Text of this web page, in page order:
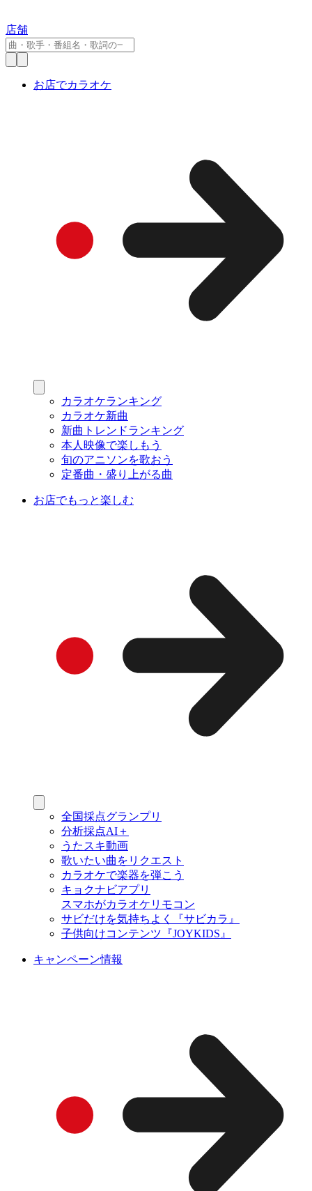
店舗
お店でカラオケ
カラオケランキング
カラオケ新曲
新曲トレンドランキング
本人映像で楽しもう
旬のアニソンを歌おう
定番曲・盛り上がる曲
お店でもっと楽しむ
全国採点グランプリ
分析採点AI＋
うたスキ動画
歌いたい曲をリクエスト
カラオケで楽器を弾こう
キョクナビアプリ
スマホがカラオケリモコン
サビだけを気持ちよく『サビカラ』
子供向けコンテンツ『JOYKIDS』
キャンペーン情報